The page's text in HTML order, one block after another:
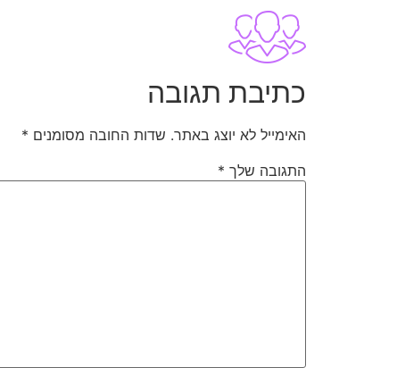
כתיבת תגובה
האימייל לא יוצג באתר. שדות החובה מסומנים *
התגובה שלך *